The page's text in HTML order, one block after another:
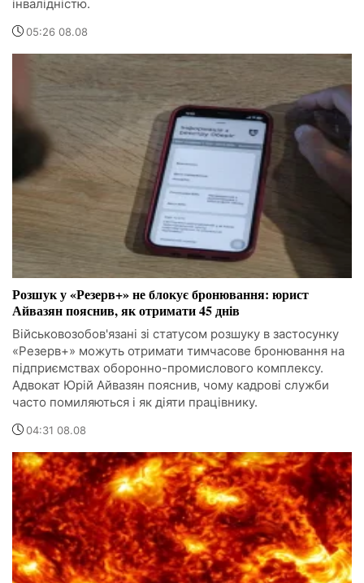
інвалідністю.
05:26 08.08
Розшук у «Резерв+» не блокує бронювання: юрист
Айвазян пояснив, як отримати 45 днів
Військовозобов'язані зі статусом розшуку в застосунку
«Резерв+» можуть отримати тимчасове бронювання на
підприємствах оборонно-промислового комплексу.
Адвокат Юрій Айвазян пояснив, чому кадрові служби
часто помиляються і як діяти працівнику.
04:31 08.08